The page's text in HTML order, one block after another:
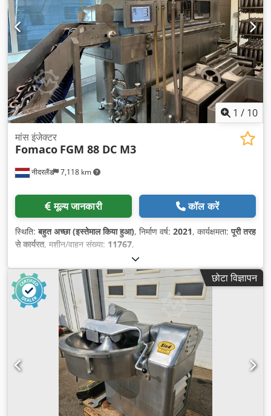
1 / 10
नीदरलैंड 7,118 km
मांस इंजेक्टर
Fomaco FGM 88 DC M3
मूल्य जानकारी कॉल करें
स्थिति:बहुत अच्छा (इस्तेमाल किया हुआ), निर्माण वर्ष: 2021, कार्यक्षमता:पूरी तरह
से कार्यरत, मशीन/वाहन संख्या: 11767,
छोटा विज्ञापन